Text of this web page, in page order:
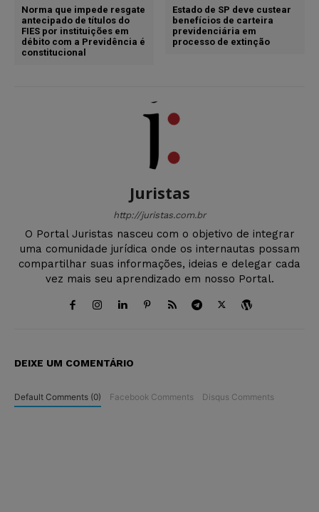
Norma que impede resgate
antecipado de títulos do
FIES por instituições em
débito com a Previdência é
constitucional
Estado de SP deve custear
benefícios de carteira
previdenciária em
processo de extinção
Juristas
http://juristas.com.br
O Portal Juristas nasceu com o objetivo de integrar
uma comunidade jurídica onde os internautas possam
compartilhar suas informações, ideias e delegar cada
vez mais seu aprendizado em nosso Portal.
DEIXE UM COMENTÁRIO
Default Comments (0) Facebook Comments Disqus Comments